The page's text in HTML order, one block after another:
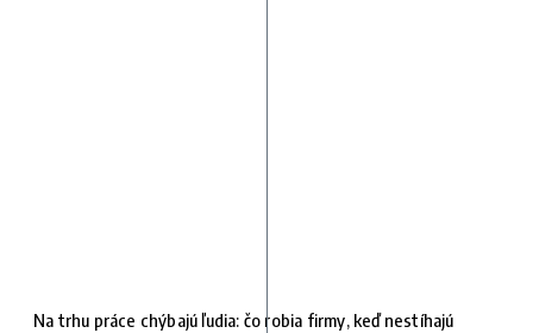
Na trhu práce chýbajú ľudia: čo robia firmy, keď nestíhajú